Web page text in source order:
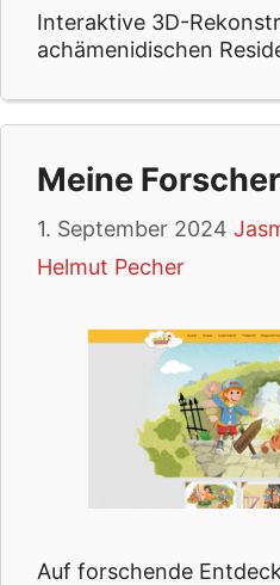
Interaktive 3D-
achämenidischen
Meine
1. September 2024
Helmut Pecher
Auf forschende